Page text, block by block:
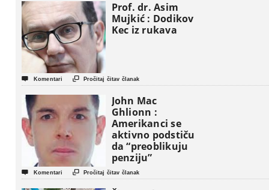
Prof. dr. Asim
Mujkić : Dodikov
Kec iz rukava
 Komentari  Pročitaj čitav članak
John Mac
Ghlionn :
Amerikanci se
aktivno podstiču
da “preoblikuju
penziju”
 Komentari  Pročitaj čitav članak